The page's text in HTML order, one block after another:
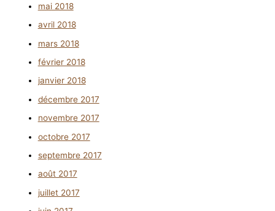
mai 2018
avril 2018
mars 2018
février 2018
janvier 2018
décembre 2017
novembre 2017
octobre 2017
septembre 2017
août 2017
juillet 2017